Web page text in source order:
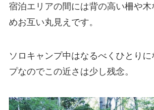
宿泊エリアの間には背の高い柵や木
めお互い丸見えです。
ソロキャンプ中はなるべくひとりに
プなのでこの近さは少し残念。